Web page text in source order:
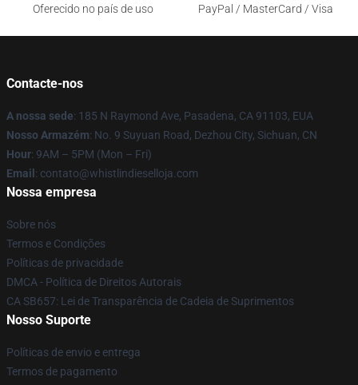
Oferecido no país de uso
PayPal / MasterCard / Visa
Contacte-nos
A nossa sede: 185 N Raymond Ave, Pasadena, CA 91103, EUA
Nosso Armazém: No. 9 Suyuan Road, Dezhou City, Sichuan, CN
Hour: 9AM – 5PM (Mon – Fri)
Email : contato@whistlindieselloja.com
Nossa empresa
Sobre nós
Termos e Condições
Políticas de privacidade
DMCA - Política de Direitos Autorais
CA SB657: Lei de Transparência de Cadeia de Suprimentos
Nosso Suporte
Políticas de envio e entrega
Termos de pagamento